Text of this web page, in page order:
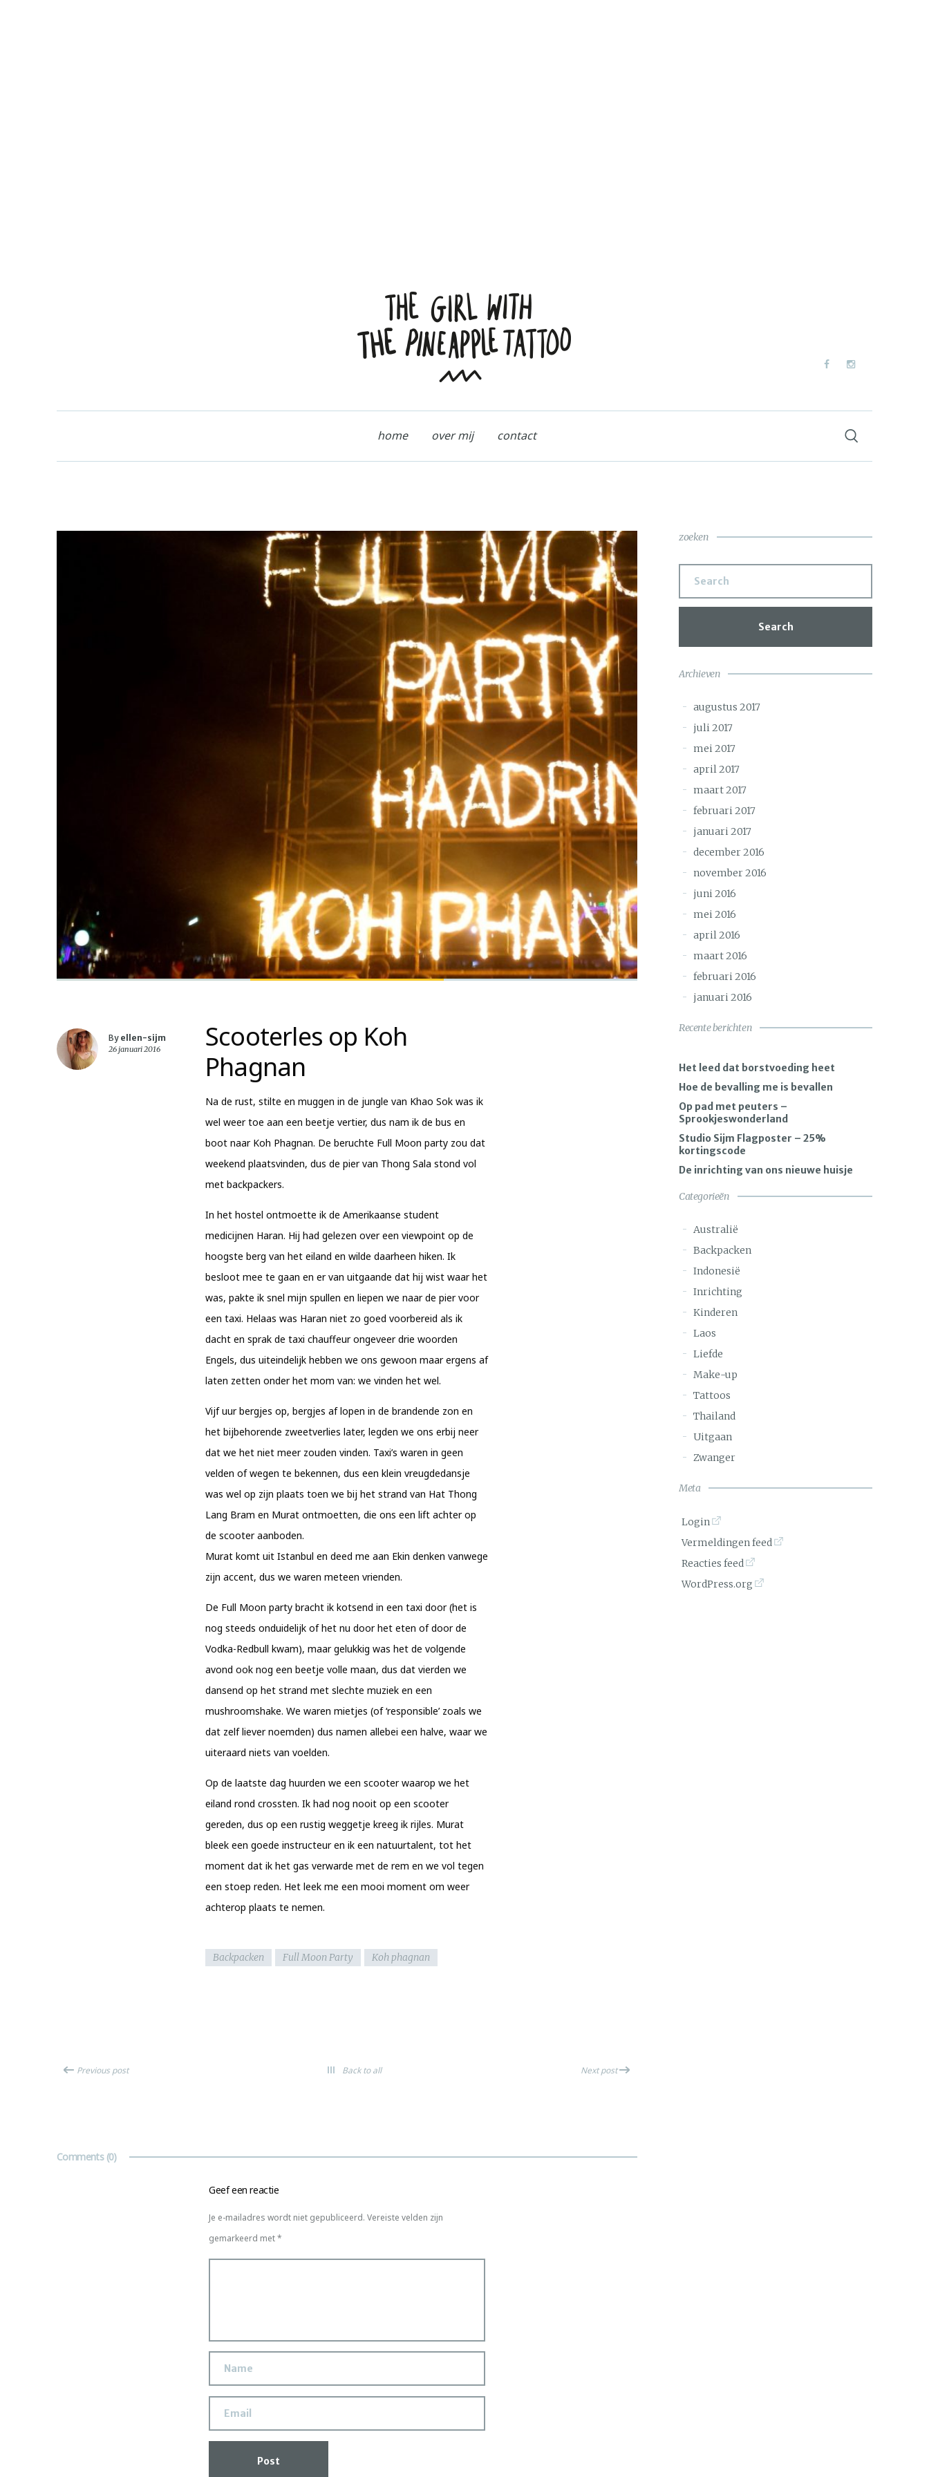
home over mij contact
By ellen-sijm
26 januari 2016
Scooterles op Koh
Phagnan
Na de rust, stilte en muggen in de jungle van Khao Sok was ik
wel weer toe aan een beetje vertier, dus nam ik de bus en
boot naar Koh Phagnan. De beruchte Full Moon party zou dat
weekend plaatsvinden, dus de pier van Thong Sala stond vol
met backpackers.
In het hostel ontmoette ik de Amerikaanse student
medicijnen Haran. Hij had gelezen over een viewpoint op de
hoogste berg van het eiland en wilde daarheen hiken. Ik
besloot mee te gaan en er van uitgaande dat hij wist waar het
was, pakte ik snel mijn spullen en liepen we naar de pier voor
een taxi. Helaas was Haran niet zo goed voorbereid als ik
dacht en sprak de taxi chauffeur ongeveer drie woorden
Engels, dus uiteindelijk hebben we ons gewoon maar ergens af
laten zetten onder het mom van: we vinden het wel.
Vijf uur bergjes op, bergjes af lopen in de brandende zon en
het bijbehorende zweetverlies later, legden we ons erbij neer
dat we het niet meer zouden vinden. Taxi’s waren in geen
velden of wegen te bekennen, dus een klein vreugdedansje
was wel op zijn plaats toen we bij het strand van Hat Thong
Lang Bram en Murat ontmoetten, die ons een lift achter op
de scooter aanboden.
Murat komt uit Istanbul en deed me aan Ekin denken vanwege
zijn accent, dus we waren meteen vrienden.
De Full Moon party bracht ik kotsend in een taxi door (het is
nog steeds onduidelijk of het nu door het eten of door de
Vodka-Redbull kwam), maar gelukkig was het de volgende
avond ook nog een beetje volle maan, dus dat vierden we
dansend op het strand met slechte muziek en een
mushroomshake. We waren mietjes (of ‘responsible’ zoals we
dat zelf liever noemden) dus namen allebei een halve, waar we
uiteraard niets van voelden.
Op de laatste dag huurden we een scooter waarop we het
eiland rond crossten. Ik had nog nooit op een scooter
gereden, dus op een rustig weggetje kreeg ik rijles. Murat
bleek een goede instructeur en ik een natuurtalent, tot het
moment dat ik het gas verwarde met de rem en we vol tegen
een stoep reden. Het leek me een mooi moment om weer
achterop plaats te nemen.
Backpacken Full Moon Party Koh phagnan
Previous post Back to all Next post
Comments(0)
Geef een reactie
Je e-mailadres wordt niet gepubliceerd. Vereiste velden zijn
gemarkeerd met*
Post
zoeken
Search
Archieven
augustus 2017
juli 2017
mei 2017
april 2017
maart 2017
februari 2017
januari 2017
december 2016
november 2016
juni 2016
mei 2016
april 2016
maart 2016
februari 2016
januari 2016
Recente berichten
Het leed dat borstvoeding heet
Hoe de bevalling me is bevallen
Op pad met peuters –
Sprookjeswonderland
Studio Sijm Flagposter – 25%
kortingscode
De inrichting van ons nieuwe huisje
Categorieën
Australië
Backpacken
Indonesië
Inrichting
Kinderen
Laos
Liefde
Make-up
Tattoos
Thailand
Uitgaan
Zwanger
Meta
Login
Vermeldingen feed
Reacties feed
WordPress.org